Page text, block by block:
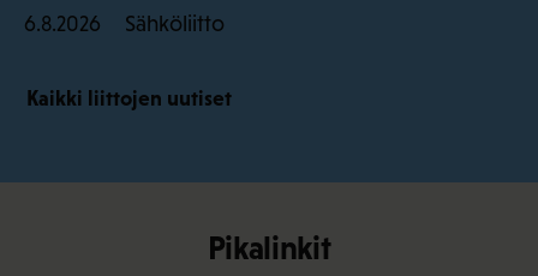
6.8.2026 Sähköliitto
Kaikki liittojen uutiset
Pikalinkit